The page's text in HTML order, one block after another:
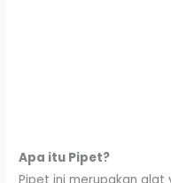
Apa itu Pipet?